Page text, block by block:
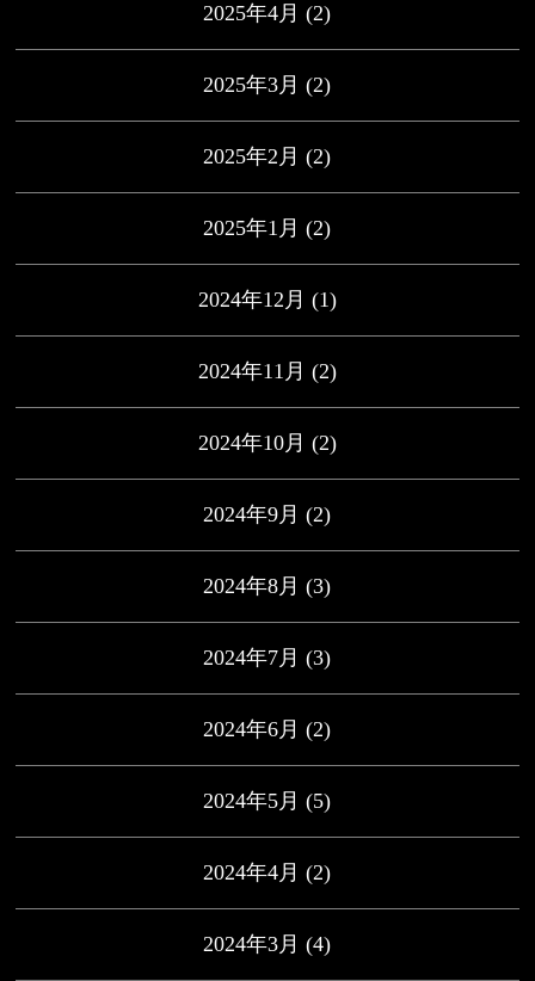
2025年4月 (2)
2025年3月 (2)
2025年2月 (2)
2025年1月 (2)
2024年12月 (1)
2024年11月 (2)
2024年10月 (2)
2024年9月 (2)
2024年8月 (3)
2024年7月 (3)
2024年6月 (2)
2024年5月 (5)
2024年4月 (2)
2024年3月 (4)